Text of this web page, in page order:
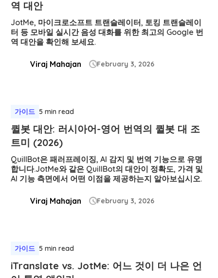
역 대안
JotMe, 마이크로소프트 트랜슬레이터, 토킹 트랜슬레이
터 등 모바일 실시간 음성 대화를 위한 최고의 Google 번
역 대안을 확인해 보세요.‍
Viraj Mahajan February 3, 2026
가이드 5 min read
퀼봇 대안: 러시아어-영어 번역의 퀼봇 대 조
트미 (2026)
QuillBot은 패러프레이징, AI 감지 및 번역 기능으로 유명
합니다.JotMe와 같은 QuillBot의 대안이 정확도, 가격 및
AI 기능 측면에서 어떤 이점을 제공하는지 알아보십시오.
Viraj Mahajan February 3, 2026
가이드 5 min read
iTranslate vs. JotMe: 어느 것이 더 나은 언